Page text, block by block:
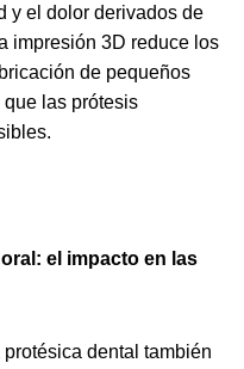
y el dolor derivados de
impresión 3D reduce los
de pequeños
que las prótesis
el impacto en las
dental también